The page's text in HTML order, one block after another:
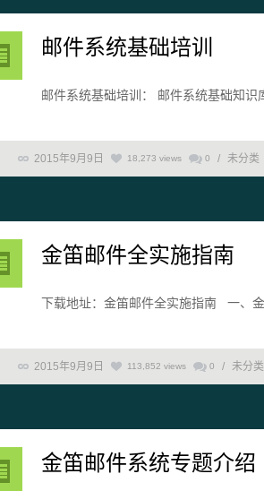
邮件系统基础培训
邮件系统基础培训： 邮件系统基础知识
2015年9月9日 18,273 views 0 / 未分类
金笛邮件全实施指南
下载地址：金笛邮件全实施指南 一、
2015年9月9日 113,852 views 0 / 未分类
金笛邮件系统专题介绍